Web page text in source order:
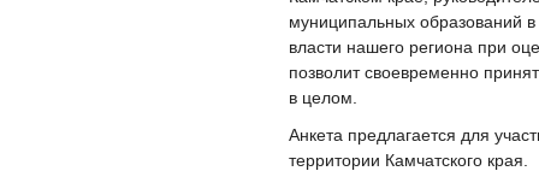
муниципальных образований
власти нашего региона при
позволит своевременно
в целом.
Анкета предлагается для
территории Камчатского края.